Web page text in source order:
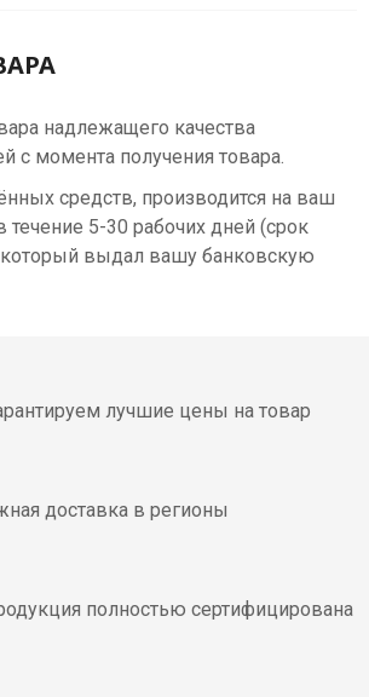
надлежащего качества
с момента получения товара.
средств, производится на ваш
течение 5-30 рабочих дней (срок
который выдал вашу банковскую
лучшие цены на товар
доставка в регионы
полностью сертифицирована